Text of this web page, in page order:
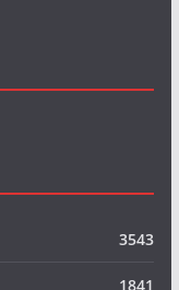
3543
1841